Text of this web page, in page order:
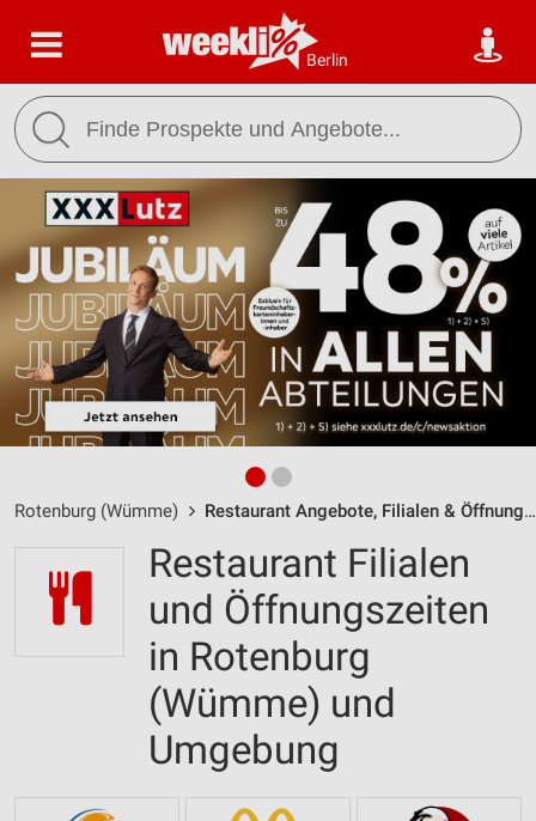
Berlin
Rotenburg (Wümme) Restaurant Angebote, Filialen & Öffnungszeiten
Restaurant Filialen
und Öffnungszeiten
in Rotenburg
(Wümme) und
Umgebung